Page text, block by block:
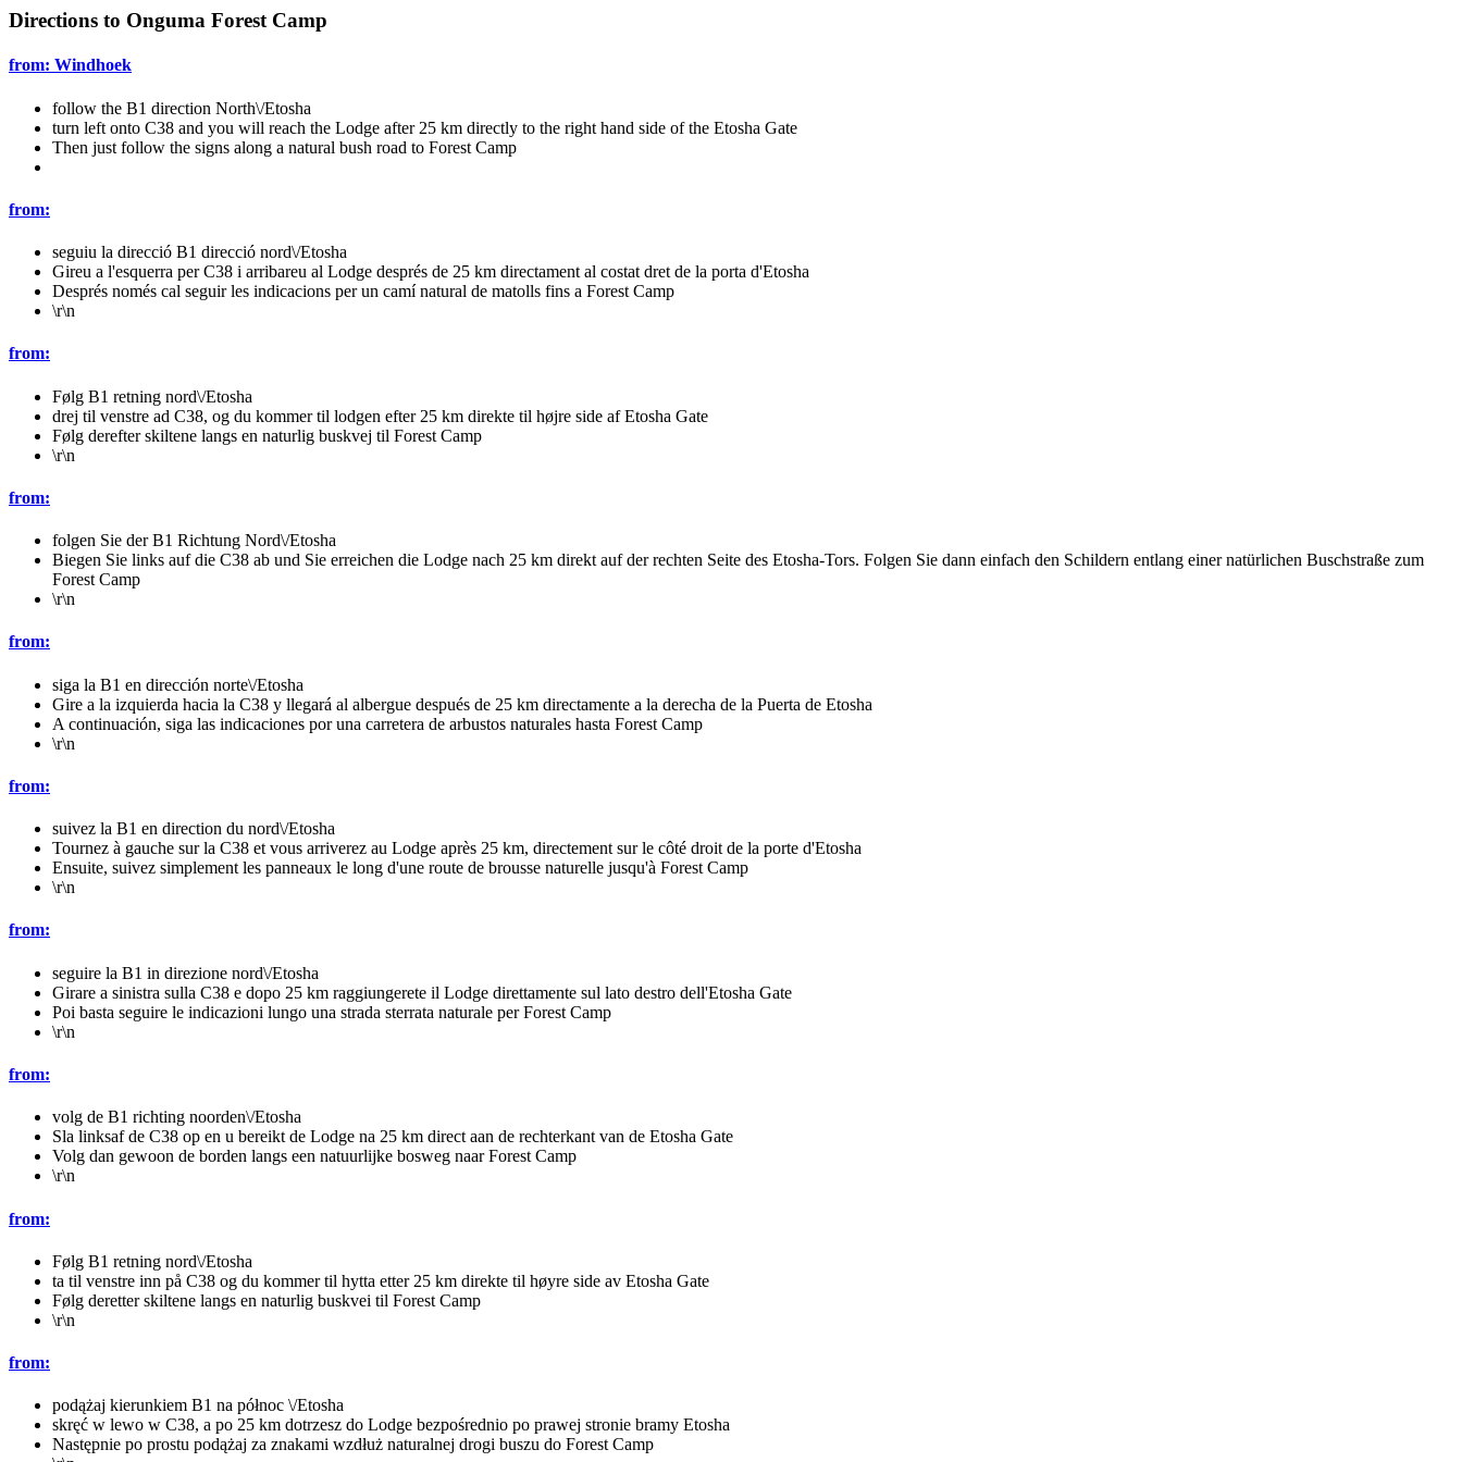
Directions to Onguma Forest Camp
from: Windhoek
follow the B1 direction North\/Etosha
turn left onto C38 and you will reach the Lodge after 25 km directly to the right hand side of the Etosha Gate
Then just follow the signs along a natural bush road to Forest Camp
from:
seguiu la direcció B1 direcció nord\/Etosha
Gireu a l'esquerra per C38 i arribareu al Lodge després de 25 km directament al costat dret de la porta d'Etosha
Després només cal seguir les indicacions per un camí natural de matolls fins a Forest Camp
\r\n
from:
Følg B1 retning nord\/Etosha
drej til venstre ad C38, og du kommer til lodgen efter 25 km direkte til højre side af Etosha Gate
Følg derefter skiltene langs en naturlig buskvej til Forest Camp
\r\n
from:
folgen Sie der B1 Richtung Nord\/Etosha
Biegen Sie links auf die C38 ab und Sie erreichen die Lodge nach 25 km direkt auf der rechten Seite des Etosha-Tors. Folgen Sie dann einfach den Schildern entlang einer natürlichen Buschstraße zum
Forest Camp
\r\n
from:
siga la B1 en dirección norte\/Etosha
Gire a la izquierda hacia la C38 y llegará al albergue después de 25 km directamente a la derecha de la Puerta de Etosha
A continuación, siga las indicaciones por una carretera de arbustos naturales hasta Forest Camp
\r\n
from:
suivez la B1 en direction du nord\/Etosha
Tournez à gauche sur la C38 et vous arriverez au Lodge après 25 km, directement sur le côté droit de la porte d'Etosha
Ensuite, suivez simplement les panneaux le long d'une route de brousse naturelle jusqu'à Forest Camp
\r\n
from:
seguire la B1 in direzione nord\/Etosha
Girare a sinistra sulla C38 e dopo 25 km raggiungerete il Lodge direttamente sul lato destro dell'Etosha Gate
Poi basta seguire le indicazioni lungo una strada sterrata naturale per Forest Camp
\r\n
from:
volg de B1 richting noorden\/Etosha
Sla linksaf de C38 op en u bereikt de Lodge na 25 km direct aan de rechterkant van de Etosha Gate
Volg dan gewoon de borden langs een natuurlijke bosweg naar Forest Camp
\r\n
from:
Følg B1 retning nord\/Etosha
ta til venstre inn på C38 og du kommer til hytta etter 25 km direkte til høyre side av Etosha Gate
Følg deretter skiltene langs en naturlig buskvei til Forest Camp
\r\n
from:
podążaj kierunkiem B1 na północ \/Etosha
skręć w lewo w C38, a po 25 km dotrzesz do Lodge bezpośrednio po prawej stronie bramy Etosha
Następnie po prostu podążaj za znakami wzdłuż naturalnej drogi buszu do Forest Camp